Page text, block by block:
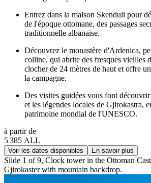
Entrez dans la maison Skenduli pour
de l'époque ottomane, des passages
traditionnelle albanaise.
Découvrez le monastère d'Ardenica,
colline, qui abrite des fresques vieilles
clocher de 24 mètres de haut et offre
la campagne.
Des visites guidées vous font
et les légendes locales de Gjirokastra,
patrimoine mondial de l'UNESCO.
à partir de
5 385 ALL
Voir les dates disponibles En savoir plus
Slide 1 of 9, Clock tower in the Ottoman
Gjirokaster with mountain backdrop.